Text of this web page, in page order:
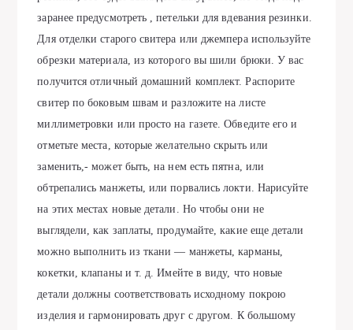
заранее предусмотреть , петельки для вдевания резинки.
Для отделки старого свитера или джемпера используйте
обрезки материала, из которого вы шили брюки. У вас
получится отличный домашний комплект. Распорите
свитер по боковым швам и разложите на листе
миллиметровки или просто на газете. Обведите его и
отметьте места, которые желательно скрыть или
заменить,- может быть, на нем есть пятна, или
обтрепались манжеты, или порвались локти. Нарисуйте
на этих местах новые детали. Но чтобы они не
выглядели, как заплаты, продумайте, какие еще детали
можно выполнить из ткани — манжеты, карманы,
кокетки, клапаны и т. д. Имейте в виду, что новые
детали должны соответствовать исходному покрою
изделия и гармонировать друг с другом. К большому